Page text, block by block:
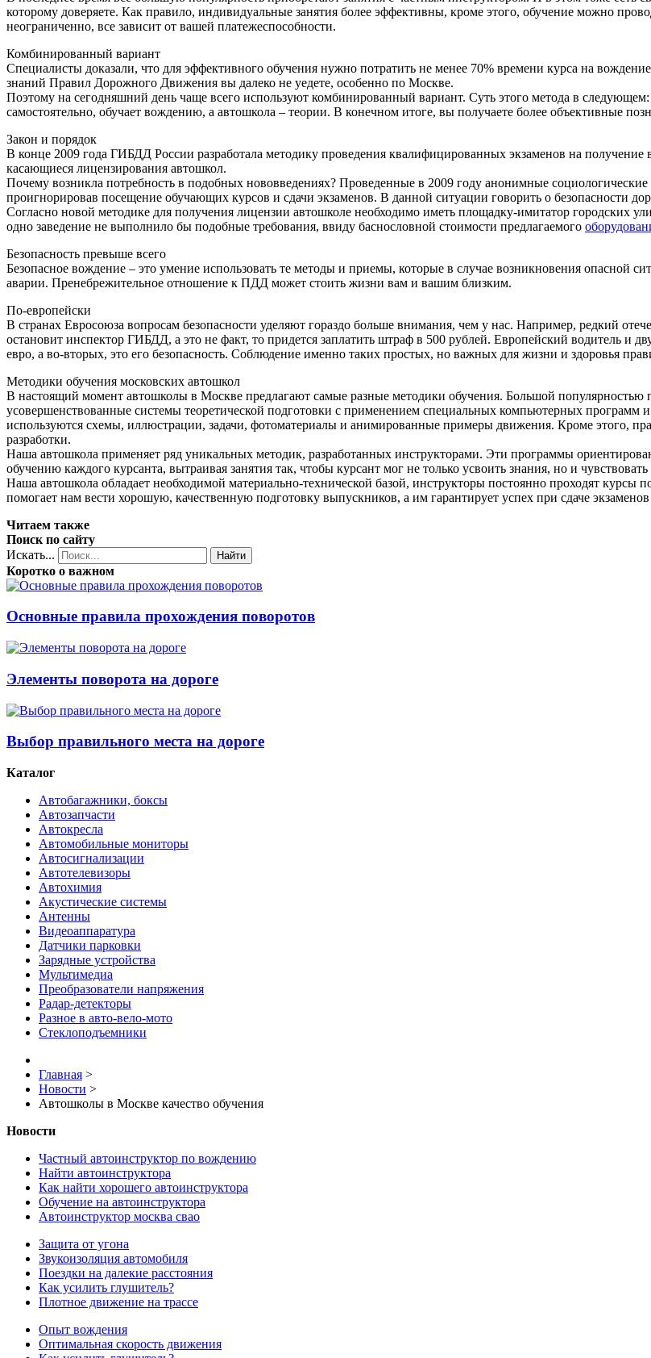
которому доверяете. Как правило, индивидуальные занятия более эффективны, кроме этого, обучение можно
неограниченно, все зависит от вашей платежеспособности.
Комбинированный вариант
Специалисты доказали, что для эффективного обучения нужно потратить не менее 70% времени курса на
знаний Правил Дорожного Движения вы далеко не уедете, особенно по Москве.
Поэтому на сегодняшний день чаще всего используют комбинированный вариант. Суть этого метода в
самостоятельно, обучает вождению, а автошкола – теории. В конечном итоге, вы получаете более объективные
Закон и порядок
В конце 2009 года ГИБДД России разработала методику проведения квалифицированных экзаменов на
касающиеся лицензирования автошкол.
Почему возникла потребность в подобных нововведениях? Проведенные в 2009 году анонимные
проигнорировав посещение обучающих курсов и сдачи экзаменов. В данной ситуации говорить о безопасности
Согласно новой методике для получения лицензии автошколе необходимо иметь площадку-имитатор городских
одно заведение не выполнило бы подобные требования, ввиду баснословной стоимости предлагаемого
Безопасность превыше всего
Безопасное вождение – это умение использовать те методы и приемы, которые в случае возникновения опасной
аварии. Пренебрежительное отношение к ПДД может стоить жизни вам и вашим близким.
По-европейски
В странах Евросоюза вопросам безопасности уделяют гораздо больше внимания, чем у нас. Например, редкий
остановит инспектор ГИБДД, а это не факт, то придется заплатить штраф в 500 рублей. Европейский водитель и
евро, а во-вторых, это его безопасность. Соблюдение именно таких простых, но важных для жизни и здоровья
Методики обучения московских автошкол
В настоящий момент автошколы в Москве предлагают самые разные методики обучения. Большой популярностью
усовершенствованные системы теоретической подготовки с применением специальных компьютерных
используются схемы, иллюстрации, задачи, фотоматериалы и анимированные примеры движения. Кроме этого,
разработки.
Наша автошкола применяет ряд уникальных методик, разработанных инструкторами. Эти программы
обучению каждого курсанта, вытраивая занятия так, чтобы курсант мог не только усвоить знания, но и
Наша автошкола обладает необходимой материально-технической базой, инструкторы постоянно проходят
помогает нам вести хорошую, качественную подготовку выпускников, а им гарантирует успех при сдаче
Читаем также
Поиск по сайту
Искать...
Найти
Коротко о важном
Основные правила прохождения поворотов
Элементы поворота на дороге
Выбор правильного места на дороге
Каталог
Автобагажники, боксы
Автозапчасти
Автокресла
Автомобильные мониторы
Автосигнализации
Автотелевизоры
Автохимия
Акустические системы
Антенны
Видеоаппаратура
Датчики парковки
Зарядные устройства
Мультимедиа
Преобразователи напряжения
Радар-детекторы
Разное в авто-вело-мото
Стеклоподъемники
Главная >
Новости >
Автошколы в Москве качество обучения
Новости
Частный автоинструктор по вождению
Найти автоинструктора
Как найти хорошего автоинструктора
Обучение на автоинструктора
Автоинструктор москва свао
Защита от угона
Звукоизоляция автомобиля
Поездки на далекие расстояния
Как усилить глушитель?
Плотное движение на трассе
Опыт вождения
Оптимальная скорость движения